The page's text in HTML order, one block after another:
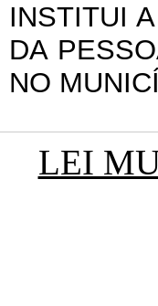
INSTITUI
DA
NO
LEI